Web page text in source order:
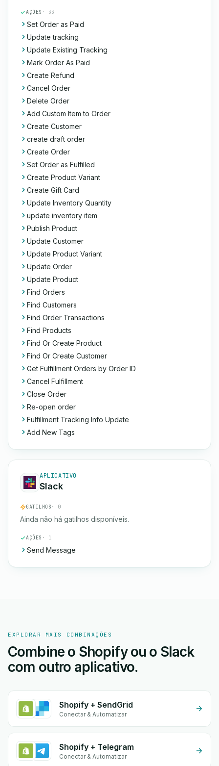
AÇÕES · 33
Set Order as Paid
Update tracking
Update Existing Tracking
Mark Order As Paid
Create Refund
Cancel Order
Delete Order
Add Custom Item to Order
Create Customer
create draft order
Create Order
Set Order as Fulfilled
Create Product Variant
Create Gift Card
Update Inventory Quantity
update inventory item
Publish Product
Update Customer
Update Product Variant
Update Order
Update Product
Find Orders
Find Customers
Find Order Transactions
Find Products
Find Or Create Product
Find Or Create Customer
Get Fulfillment Orders by Order ID
Cancel Fulfillment
Close Order
Re-open order
Fulfillment Tracking Info Update
Add New Tags
APLICATIVO
Slack
GATILHOS · 0
Ainda não há gatilhos disponíveis.
AÇÕES · 1
Send Message
EXPLORAR MAIS COMBINAÇÕES
Combine o Shopify ou o Slack
com outro aplicativo.
Shopify + SendGrid
Conectar & Automatizar
Shopify + Telegram
Conectar & Automatizar